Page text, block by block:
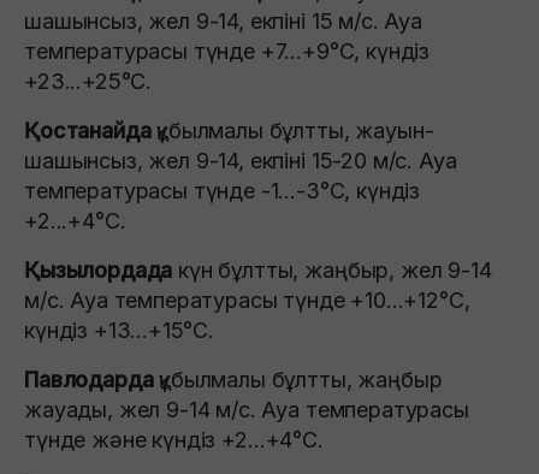
шашынсыз, жел 9-14, екпіні 15 м/с. Ауа
температурасы түнде +7...+9°C, күндіз
+23...+25°C.
Қостанайдақұбылмалы бұлтты, жауын-
шашынсыз, жел 9-14, екпіні 15-20 м/с. Ауа
температурасы түнде -1...-3°C, күндіз
+2...+4°C.
Қызылордада күн бұлтты, жаңбыр, жел 9-14
м/с. Ауа температурасы түнде +10...+12°C,
күндіз +13...+15°C.
Павлодардақұбылмалы бұлтты, жаңбыр
жауады, жел 9-14 м/с. Ауа температурасы
түнде және күндіз +2…+4°C.